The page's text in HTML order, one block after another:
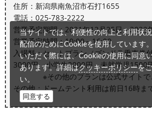
住所：新潟県南魚沼市石打1655
電話：025-783-2222
営業予定期間：2021年12月25日～2022
営業予定時間：10:00～16:00
入場料：セットプラン（ゴンドラ乗車
3000円 小学生2000円 未就学児1500
※その他のプランは公式サイトで
その他：ドームテント利用は前日16時ま
当サイトでは、利便性の向上と利用状
配信のためにCookieを使用しています
いただく際には、Cookieの使用に同意
あります。詳細はクッキーポリシーを
い。
同意する